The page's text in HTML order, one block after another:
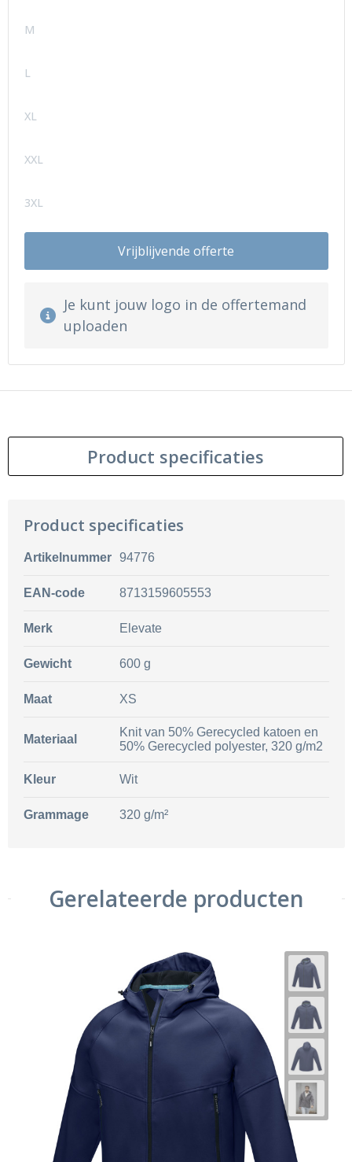
M
L
XL
XXL
3XL
Vrijblijvende offerte
Je kunt jouw logo in de offertemand
uploaden
Product specificaties
Product specificaties
Artikelnummer 94776
EAN-code 8713159605553
Merk Elevate
Gewicht 600 g
Maat XS
Materiaal
Knit van 50% Gerecycled katoen en
50% Gerecycled polyester, 320 g/m2
Kleur Wit
Grammage 320 g/m²
Gerelateerde producten